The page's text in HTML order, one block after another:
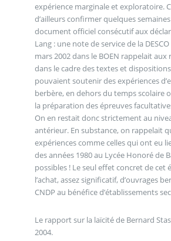
expérience marginale et exploratoire.
d’ailleurs confirmer quelques
document officiel consécutif aux
Lang : une note de service de la
mars 2002 dans le BOEN rappelait aux
dans le cadre des textes et
pouvaient soutenir des expériences
berbère, en dehors du temps scolaire
la préparation des épreuves
On en restait donc strictement au
antérieur. En substance, on rappelait
expériences comme celles qui ont eu
des années 1980 au Lycée Honoré de
possibles ! Le seul effet concret de cet
l’achat, assez significatif, d’ouvrages
CNDP au bénéfice d’établissements
Le rapport sur la laïcité de Bernard
2004.